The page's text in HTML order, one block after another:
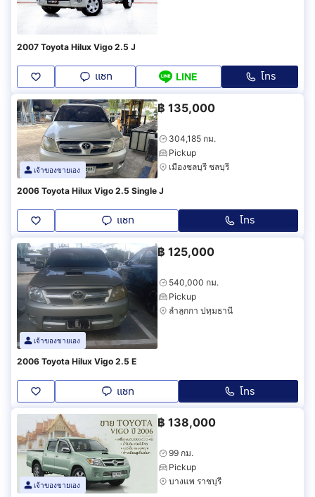
2007 Toyota Hilux Vigo 2.5 J
แชท LINE โทร
เจ้าของขายเอง
฿ 135,000
304,185 กม.
Pickup
เมืองชลบุรี ชลบุรี
2006 Toyota Hilux Vigo 2.5 Single J
แชท โทร
เจ้าของขายเอง
฿ 125,000
540,000 กม.
Pickup
ลำลูกกา ปทุมธานี
2006 Toyota Hilux Vigo 2.5 E
แชท โทร
เจ้าของขายเอง
฿ 138,000
99 กม.
Pickup
บางแพ ราชบุรี